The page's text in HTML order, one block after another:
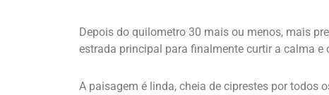
Depois do quilometro 30 mais ou menos, mais
estrada principal para finalmente curtir a calma e
A paisagem é linda, cheia de ciprestes por todos